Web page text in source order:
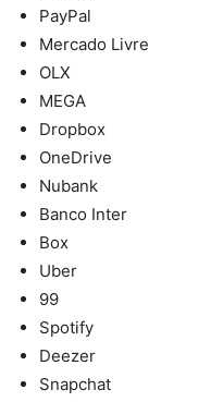
PayPal
Mercado Livre
OLX
MEGA
Dropbox
OneDrive
Nubank
Banco Inter
Box
Uber
99
Spotify
Deezer
Snapchat